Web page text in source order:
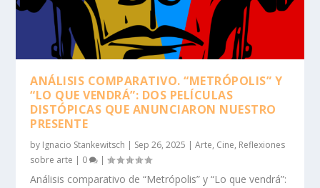
ANÁLISIS COMPARATIVO. “METRÓPOLIS” Y
“LO QUE VENDRÁ”: DOS PELÍCULAS
DISTÓPICAS QUE ANUNCIARON NUESTRO
PRESENTE
by Ignacio Stankewitsch | Sep 26, 2025 |Arte, Cine, Reflexiones
sobre arte | 0 |
Análisis comparativo de “Metrópolis” y “Lo que vendrá”: